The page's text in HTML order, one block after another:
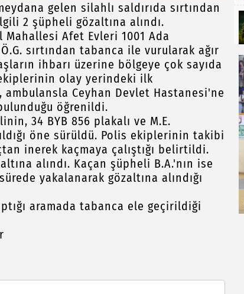
gelen silahlı saldırıda sırtından
2 şüpheli gözaltına alındı.
Mahallesi Afet Evleri 1001 Ada
sırtından tabanca ile vurularak ağır
ihbarı üzerine bölgeye çok sayıda
olay yerindeki ilk
ambulansla Ceyhan Devlet Hastanesi'ne
öğrenildi.
34 BYB 856 plakalı ve M.E.
öne sürüldü. Polis ekiplerinin takibi
inerek kaçmaya çalıştığı belirtildi.
alındı. Kaçan şüpheli B.A.'nın ise
yakalanarak gözaltına alındığı
aramada tabanca ele geçirildiği